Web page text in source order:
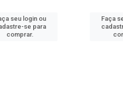
seu login ou
se para
comprar.
Faça